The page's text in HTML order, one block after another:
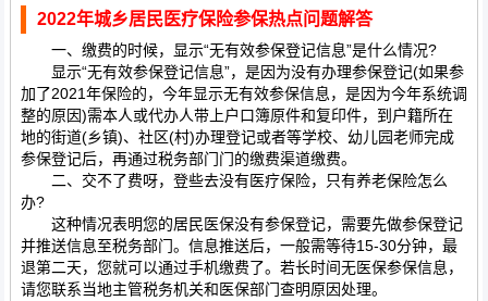
2022年城乡居民医疗保险参保热点问题解答
一、缴费的时候，显示“无有效参保登记信息”是什么情况?
显示“无有效参保登记信息”，是因为没有办理参保登记(如果参
加了2021年保险的，今年显示无有效参保信息，是因为今年系统调
整的原因)需本人或代办人带上户口簿原件和复印件，到户籍所在
地的街道(乡镇)、社区(村)办理登记或者等学校、幼儿园老师完成
参保登记后，再通过税务部门门的缴费渠道缴费。
二、交不了费呀，登些去没有医疗保险，只有养老保险怎么
办?
这种情况表明您的居民医保没有参保登记，需要先做参保登记
并推送信息至税务部门。信息推送后，一般需等待15-30分钟，最
退第二天，您就可以通过手机缴费了。若长时间无医保参保信息，
请您联系当地主管税务机关和医保部门查明原因处理。